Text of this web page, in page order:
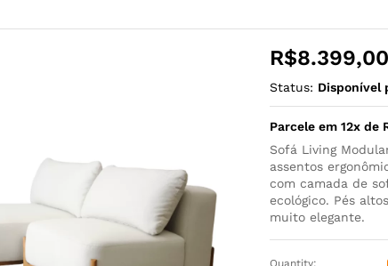
R$8.399,00
Status: Disponível
Parcele em 12x de
Sofá Living
assentos
com camada de
ecológico. Pés
muito elegante.
Quantity: